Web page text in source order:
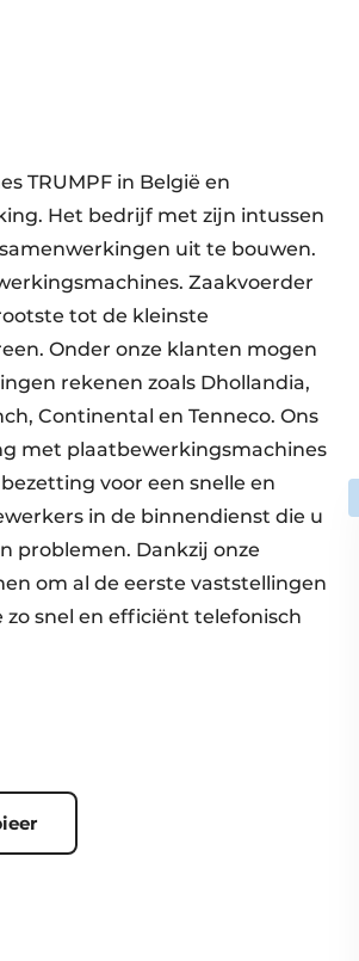
TRUMPF in België en
Het bedrijf met zijn intussen
uit te bouwen.
Zaakvoerder
tot de kleinste
Onder onze klanten mogen
rekenen zoals Dhollandia,
Continental en Tenneco. Ons
met plaatbewerkingsmachines
voor een snelle en
in de binnendienst die u
problemen. Dankzij onze
om al de eerste vaststellingen
snel en efficiënt telefonisch